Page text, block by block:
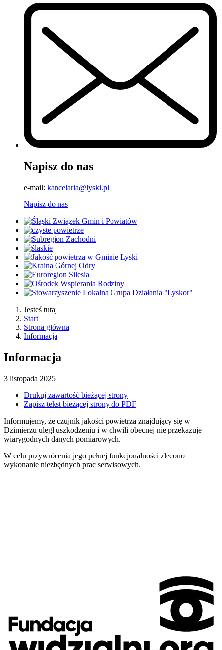
Napisz do nas
e-mail: kancelaria@lyski.pl
Napisz do nas
Jesteś tutaj
Start
Strona główna
Informacja
Informacja
3 listopada 2025
Drukuj zawartość bieżącej strony
Zapisz tekst bieżącej strony do PDF
Informujemy, że czujnik jakości powietrza znajdujący się w
Dzimierzu uległ uszkodzeniu i w chwili obecnej nie przekazuje
wiarygodnych danych pomiarowych.
W celu przywrócenia jego pełnej funkcjonalności zlecono
wykonanie niezbędnych prac serwisowych.